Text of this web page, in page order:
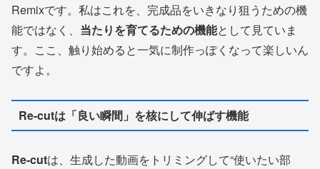
Remixです。私はこれを、完成品をいきなり狙うための機
能ではなく、 当たりを育てるための機能として見ていま
す。ここ、触り始めると一気に制作っぽくなって楽しいん
ですよ。
Re-cutは「良い瞬間」を核にして伸ばす機能
Re-cutは、生成した動画をトリミングして“使いたい部